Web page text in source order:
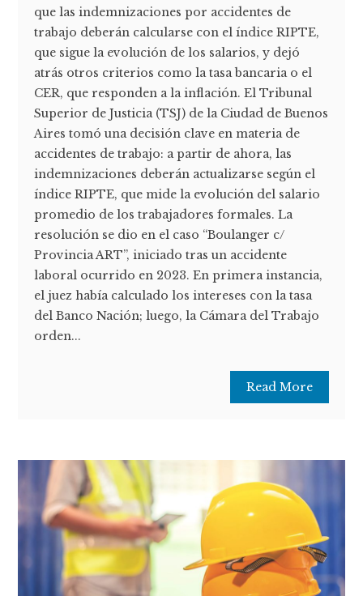
que las indemnizaciones por accidentes de
trabajo deberán calcularse con el índice RIPTE,
que sigue la evolución de los salarios, y dejó
atrás otros criterios como la tasa bancaria o el
CER, que responden a la inflación. El Tribunal
Superior de Justicia (TSJ) de la Ciudad de Buenos
Aires tomó una decisión clave en materia de
accidentes de trabajo: a partir de ahora, las
indemnizaciones deberán actualizarse según el
índice RIPTE, que mide la evolución del salario
promedio de los trabajadores formales. La
resolución se dio en el caso “Boulanger c/
Provincia ART”, iniciado tras un accidente
laboral ocurrido en 2023. En primera instancia,
el juez había calculado los intereses con la tasa
del Banco Nación; luego, la Cámara del Trabajo
orden...
Read More